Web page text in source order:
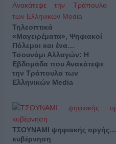
Τηλεοπτικά
«Μαγειρέματα», Ψηφιακοί
Πόλεμοι και ένα…
Τσουνάμι Αλλαγών: Η
Εβδομάδα που Ανακάτεψε
την Τράπουλα των
Ελληνικών Media
ΤΣΟΥΝΑΜΙ ψηφιακής
κυβέρνηση